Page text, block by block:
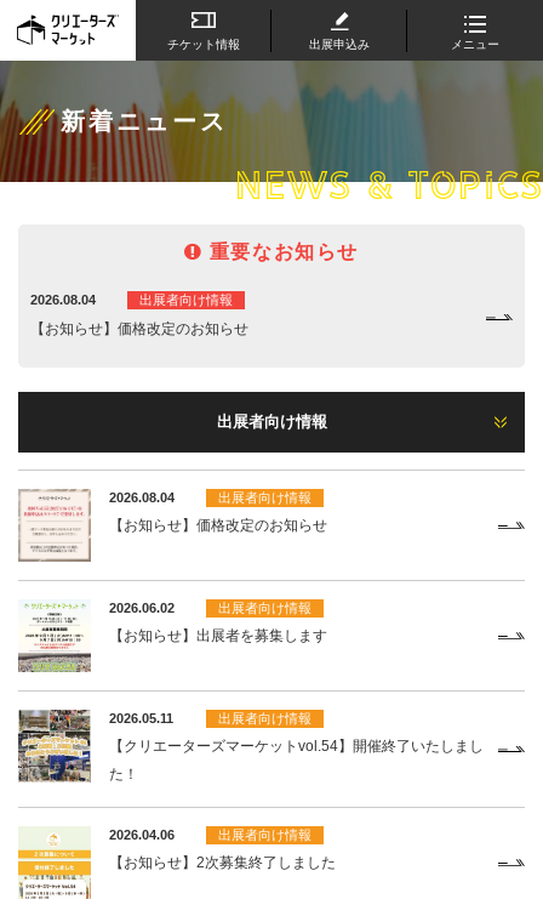
新着ニュース
NEWS & TOPICS
重要なお知らせ
2026.08.04 出展者向け情報
【お知らせ】価格改定のお知らせ
出展者向け情報
2026.08.04 出展者向け情報
【お知らせ】価格改定のお知らせ
2026.06.02 出展者向け情報
【お知らせ】出展者を募集します
2026.05.11 出展者向け情報
【クリエーターズマーケットvol.54】開催終了いたしまし
た！
2026.04.06 出展者向け情報
【お知らせ】2次募集終了しました
チケット情報 出展申込み メニュー